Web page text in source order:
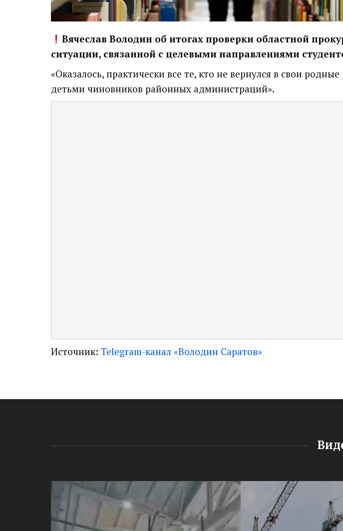
Вячеслав Володин об итогах проверки областной
ситуации, связанной с целевыми направлениями
«Оказалось, практически все те, кто не вернулся в свои
детьми чиновников районных администраций».
Источник: Telegram-канал «Володин Саратов»